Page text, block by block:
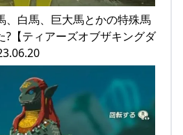
、白馬、巨大馬とかの特殊馬
?【ティアーズオブザキングダ